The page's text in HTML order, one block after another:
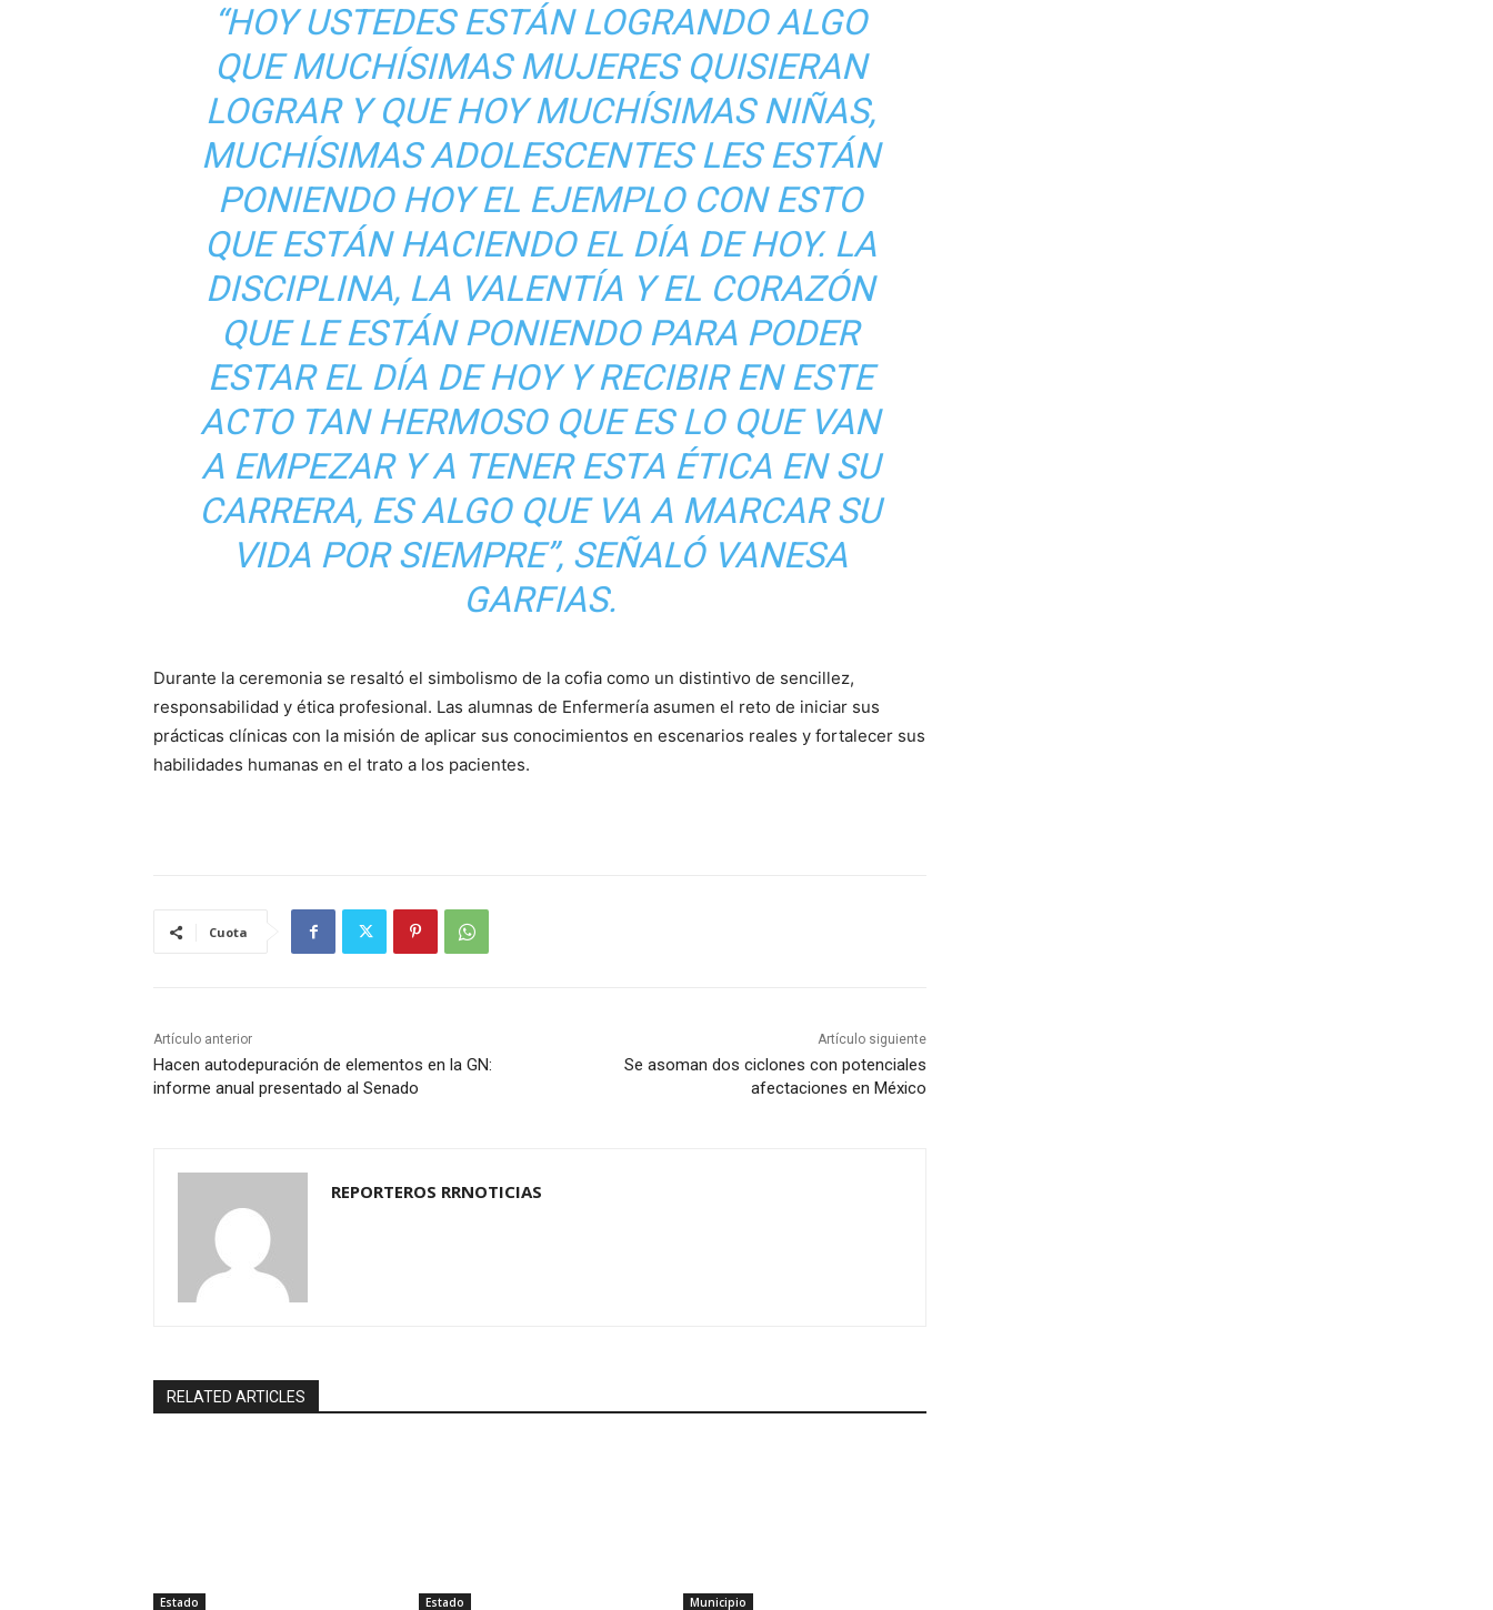
“HOY USTEDES ESTÁN LOGRANDO ALGO
QUE MUCHÍSIMAS MUJERES QUISIERAN
LOGRAR Y QUE HOY MUCHÍSIMAS NIÑAS,
MUCHÍSIMAS ADOLESCENTES LES ESTÁN
PONIENDO HOY EL EJEMPLO CON ESTO
QUE ESTÁN HACIENDO EL DÍA DE HOY. LA
DISCIPLINA, LA VALENTÍA Y EL CORAZÓN
QUE LE ESTÁN PONIENDO PARA PODER
ESTAR EL DÍA DE HOY Y RECIBIR EN ESTE
ACTO TAN HERMOSO QUE ES LO QUE VAN
A EMPEZAR Y A TENER ESTA ÉTICA EN SU
CARRERA, ES ALGO QUE VA A MARCAR SU
VIDA POR SIEMPRE”, SEÑALÓ VANESA
GARFIAS.
Durante la ceremonia se resaltó el simbolismo de la cofia como un distintivo de sencillez,
responsabilidad y ética profesional. Las alumnas de Enfermería asumen el reto de iniciar sus
prácticas clínicas con la misión de aplicar sus conocimientos en escenarios reales y fortalecer sus
habilidades humanas en el trato a los pacientes.
Cuota
Artículo anterior
Hacen autodepuración de elementos en la GN:
informe anual presentado al Senado
Artículo siguiente
Se asoman dos ciclones con potenciales
afectaciones en México
REPORTEROS RRNOTICIAS
RELATED ARTICLES
Estado Estado Municipio